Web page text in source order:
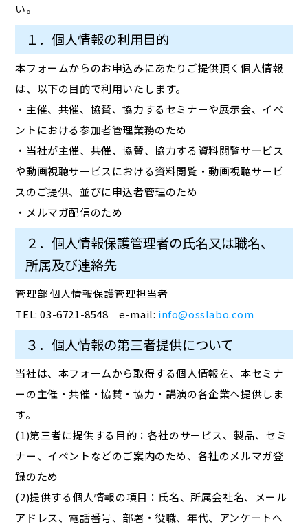
い。
１．個人情報の利用目的
本フォームからのお申込みにあたりご提供頂く個人情報
は、以下の目的で利用いたします。
・主催、共催、協賛、協力するセミナーや展示会、イベ
ントにおける参加者管理業務のため
・当社が主催、共催、協賛、協力する資料閲覧サービス
や動画視聴サービスにおける資料閲覧・動画視聴サービ
スのご提供、並びに申込者管理のため
・メルマガ配信のため
２．個人情報保護管理者の氏名又は職名、
所属及び連絡先
管理部 個人情報保護管理担当者
TEL: 03-6721-8548 e-mail: info@osslabo.com
３．個人情報の第三者提供について
当社は、本フォームから取得する個人情報を、本セミナ
ーの主催・共催・協賛・協力・講演の各企業へ提供しま
す。
(1)第三者に提供する目的：各社のサービス、製品、セミ
ナー、イベントなどのご案内のため、各社のメルマガ登
録のため
(2)提供する個人情報の項目：氏名、所属会社名、メール
アドレス、電話番号、部署・役職、年代、アンケートへ